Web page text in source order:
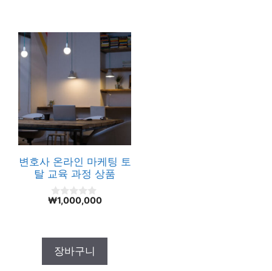
변호사 온라인 마케팅 토
탈 교육 과정 상품
0
o
5
₩1,000,000
장바구니